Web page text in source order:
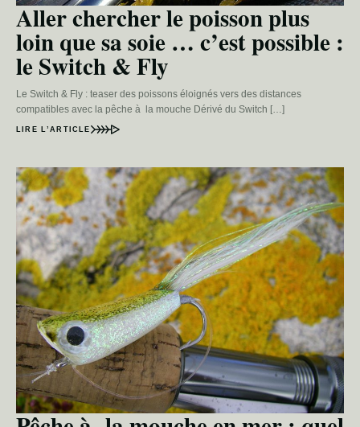
Aller chercher le poisson plus
loin que sa soie … c’est possible :
le Switch & Fly
Le Switch & Fly : teaser des poissons éloignés vers des distances
compatibles avec la pêche à la mouche Dérivé du Switch […]
LIRE L’ARTICLE